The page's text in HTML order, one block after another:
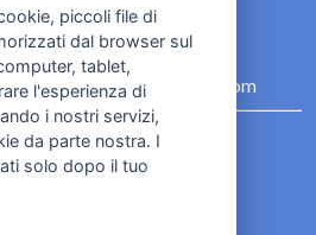
e informativa privacy
piccoli file di
dal browser sul
tablet,
l'esperienza di
i nostri servizi,
da parte nostra. I
solo dopo il tuo